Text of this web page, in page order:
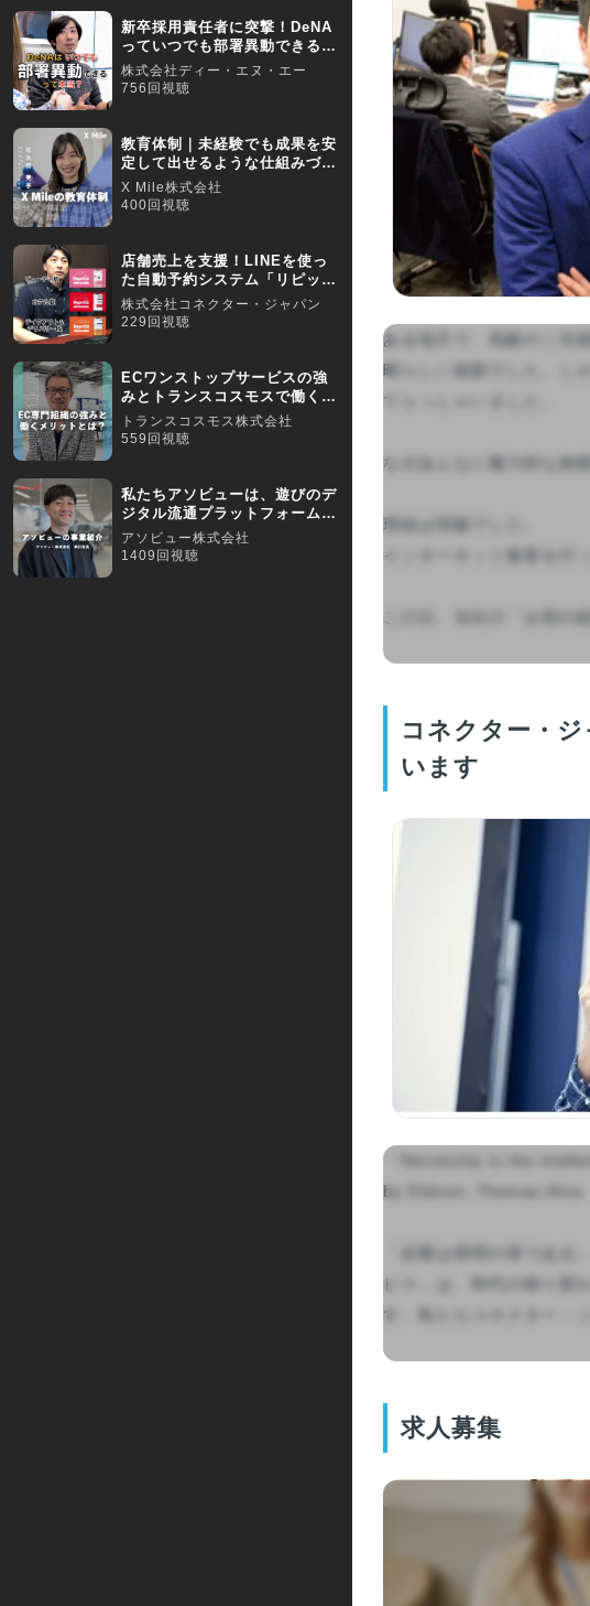
新卒採用責任者に突撃！DeNA
っていつでも部署異動できるっ
てホント？
株式会社ディー・エヌ・エー
756回視聴
教育体制｜未経験でも成果を安
定して出せるような仕組みづく
りを行なっています
X Mile株式会社
400回視聴
店舗売上を支援！LINEを使っ
た自動予約システム「リピッ
テ」／【採用動画】
株式会社コネクター・ジャパン
229回視聴
ECワンストップサービスの強
みとトランスコスモスで働くメ
リットをご紹介します
トランスコスモス株式会社
559回視聴
私たちアソビューは、遊びのデ
ジタル流通プラットフォームを
提供している会社です
アソビュー株式会社
1409回視聴
ある地方で、高齢のご夫
晴らしい旅館でした。し
てらっしゃいました。
なぜあんなに魅力的な旅
理由は明確でした。
インターネット集客を行
コネクター・
います
「Necessity is the
by Edison, Thomas Alva
「必要は発明の母である
ビス」は、時代の移り変
す。私たちコネクター・
求人募集